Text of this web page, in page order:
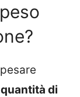
quantità di